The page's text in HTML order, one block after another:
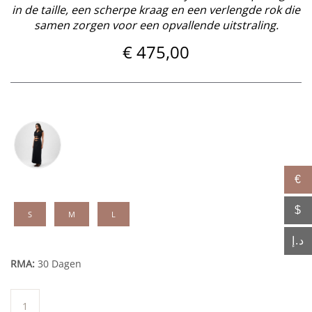
in de taille, een scherpe kraag en een verlengde rok die
samen zorgen voor een opvallende uitstraling.
€475,00
S M L
RMA: 30 Dagen
€
$
د.إ